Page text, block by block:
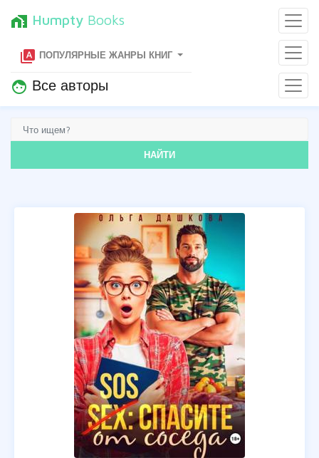
home_work Humpty Books
type_specimen ПОПУЛЯРНЫЕ ЖАНРЫ КНИГ
face Все авторы
НАЙТИ